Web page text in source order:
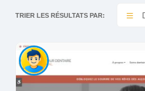
TRIER LES RÉSULTATS PAR: